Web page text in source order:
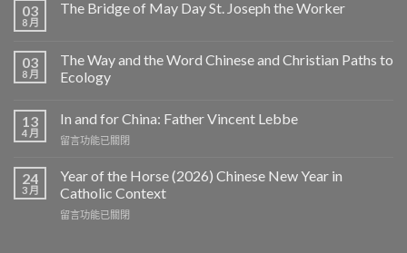
03
8 月
The Bridge of May Day St. Joseph the Worker
03
8 月
The Way and the Word Chinese and Christian Paths to
Ecology
13
4 月
In and for China: Father Vincent Lebbe
在
and
for
China:
Father
留言功能已關閉
24
3 月
Year of the Horse (2026) Chinese New Year in
Catholic Context
在
留言功能已關閉